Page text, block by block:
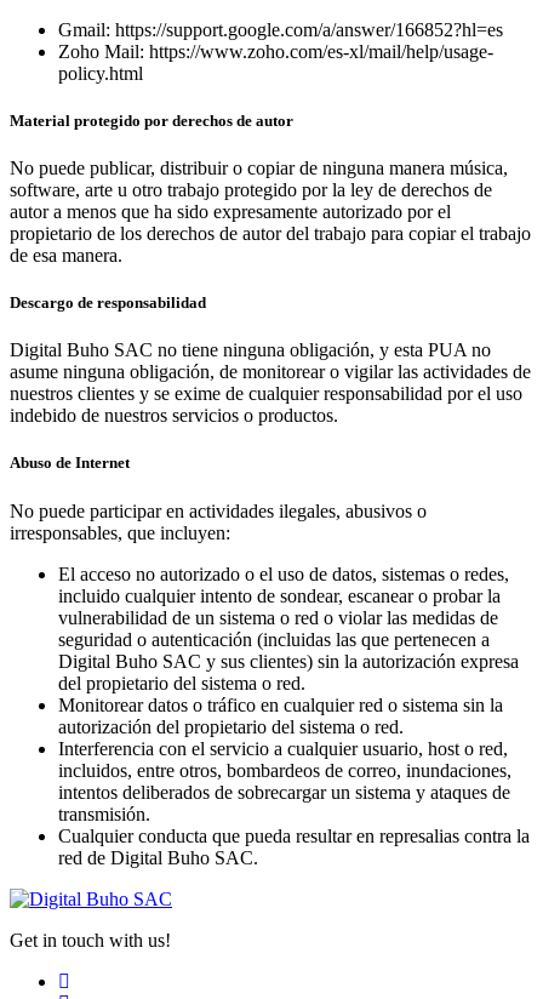
Gmail: https://support.google.com/a/answer/166852?hl=es
Zoho Mail: https://www.zoho.com/es-xl/mail/help/usage-
policy.html
Material protegido por derechos de autor
No puede publicar, distribuir o copiar de ninguna manera música,
software, arte u otro trabajo protegido por la ley de derechos de
autor a menos que ha sido expresamente autorizado por el
propietario de los derechos de autor del trabajo para copiar el trabajo
de esa manera.
Descargo de responsabilidad
Digital Buho SAC no tiene ninguna obligación, y esta PUA no
asume ninguna obligación, de monitorear o vigilar las actividades de
nuestros clientes y se exime de cualquier responsabilidad por el uso
indebido de nuestros servicios o productos.
Abuso de Internet
No puede participar en actividades ilegales, abusivos o
irresponsables, que incluyen:
El acceso no autorizado o el uso de datos, sistemas o redes,
incluido cualquier intento de sondear, escanear o probar la
vulnerabilidad de un sistema o red o violar las medidas de
seguridad o autenticación (incluidas las que pertenecen a
Digital Buho SAC y sus clientes) sin la autorización expresa
del propietario del sistema o red.
Monitorear datos o tráfico en cualquier red o sistema sin la
autorización del propietario del sistema o red.
Interferencia con el servicio a cualquier usuario, host o red,
incluidos, entre otros, bombardeos de correo, inundaciones,
intentos deliberados de sobrecargar un sistema y ataques de
transmisión.
Cualquier conducta que pueda resultar en represalias contra la
red de Digital Buho SAC.
Get in touch with us!